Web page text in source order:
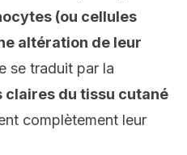
(ou cellules
altération de leur
se traduit par la
claires du tissu cutané
complètement leur